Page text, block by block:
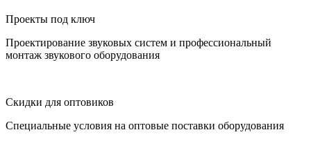
Проекты под ключ
Проектирование звуковых систем и профессиональный
монтаж звукового оборудования
Скидки для оптовиков
Специальные условия на оптовые поставки оборудования